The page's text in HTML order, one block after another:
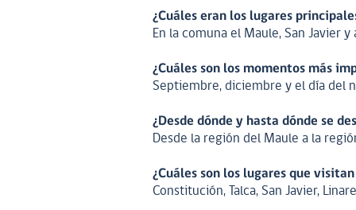
¿Cuáles eran los lugares
En la comuna el Maule, San Javier
¿Cuáles son los momentos más
Septiembre, diciembre y el día del
¿Desde dónde y hasta dónde se
Desde la región del Maule a la
¿Cuáles son los lugares que
Constitución, Talca, San Javier,